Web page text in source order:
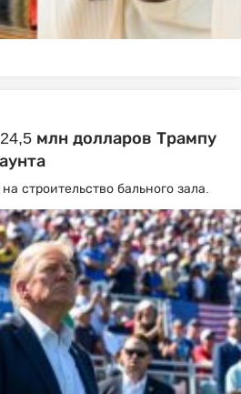
млн долларов Трампу
строительство бального зала.